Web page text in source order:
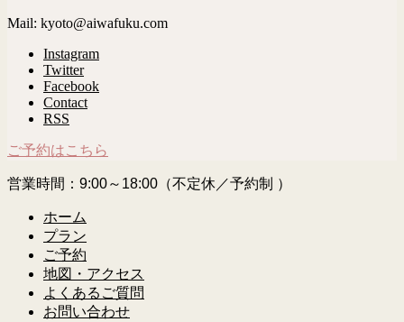
Mail: kyoto@aiwafuku.com
Instagram
Twitter
Facebook
Contact
RSS
ご予約はこちら
営業時間：9:00～18:00（不定休／予約制 ）
ホーム
プラン
ご予約
地図・アクセス
よくあるご質問
お問い合わせ